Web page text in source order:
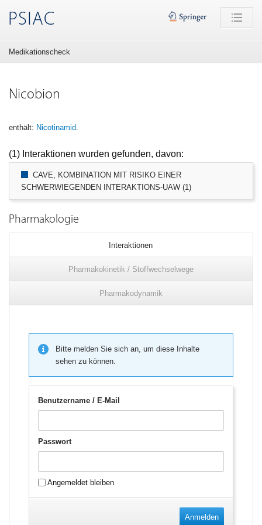
PSIAC
Medikationscheck
Nicobion
enthält: Nicotinamid.
(1) Interaktionen wurden gefunden, davon:
CAVE, KOMBINATION MIT RISIKO EINER
SCHWERWIEGENDEN INTERAKTIONS-UAW (1)
Pharmakologie
Interaktionen
Pharmakokinetik / Stoffwechselwege
Pharmakodynamik
Bitte melden Sie sich an, um diese Inhalte
sehen zu können.
Benutzername / E-Mail
Passwort
Angemeldet bleiben
Anmelden